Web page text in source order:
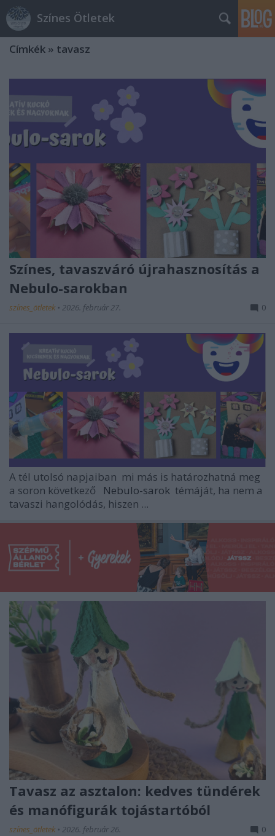
Színes Ötletek
Címkék » tavasz
Színes, tavaszváró újrahasznosítás a
Nebulo-sarokban
színes_ötletek • 2026. február 27. 0
A tél utolsó napjaiban mi más is határozhatná meg
a soron következő
Nebulo-sarok témáját, ha nem a
tavaszi hangolódás, hiszen ...
Tavasz az asztalon: kedves tündérek
és manófigurák tojástartóból
színes_ötletek • 2026. február 26. 0